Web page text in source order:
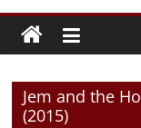
Jem and the
(2015)